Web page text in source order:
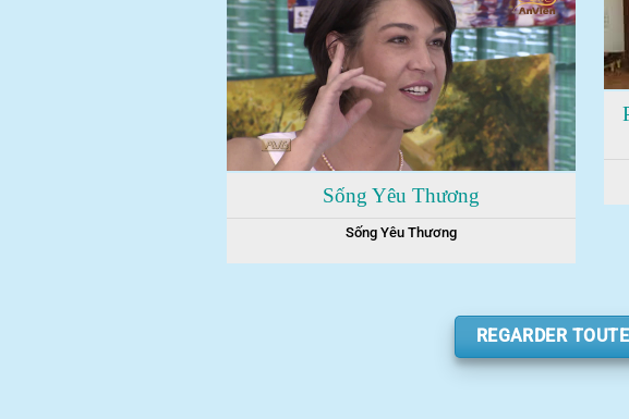
Sống Yêu Thương
Sống Yêu Thương
REGARDER